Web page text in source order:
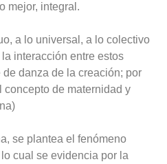
mejor, integral.
a lo universal, a lo colectivo
interacción entre estos
danza de la creación; por
de maternidad y
se plantea el fenómeno
cual se evidencia por la